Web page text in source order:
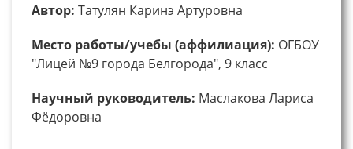
Автор: Татулян Каринэ Артуровна
Место работы/учебы (аффилиация): ОГБОУ
"Лицей №9 города Белгорода", 9 класс
Научный руководитель: Маслакова Лариса
Фёдоровна